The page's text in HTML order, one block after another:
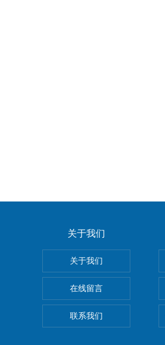
关于我们
关于我们
在线留言
联系我们